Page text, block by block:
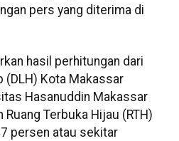
pers yang diterima di
hasil perhitungan dari
(DLH) Kota Makassar
Hasanuddin Makassar
Terbuka Hijau (RTH)
persen atau sekitar